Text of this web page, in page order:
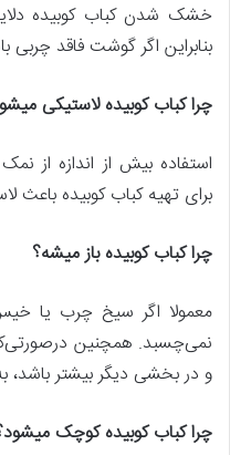
خشک شدن کباب کوبیده
بنابراین اگر گوشت فاقد
چرا کباب کوبیده لاستیکی
استفاده بیش‌ از اندازه
برای تهیه کباب کوبیده
چرا کباب کوبیده باز میشه؟
معمولا اگر سیخ چرب یا
نمی‌چسبد. همچنین
و در بخشی دیگر بیشتر باشد،
چرا کباب کوبیده کوچک